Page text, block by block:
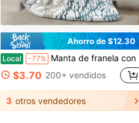
Ahorro de $12.30
Local -77% Manta de franela con diseño de conchas y coral de tema oceánico, suave, acogedora, cálida y cómoda, ligera, regalo romántico para el Día de San Valentín, aniversario, vacaciones en la playa, náutica y relajante para parejas
$3.70 200+ vendidos
3 otros vendedores